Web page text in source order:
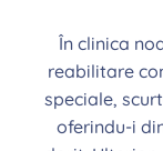
În clinica
reabilitare
speciale,
oferindu-i